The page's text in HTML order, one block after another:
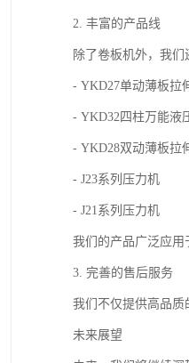
2. 丰富的产品线
除了卷板机外，我们
- YKD27单动薄板拉
- YKD32四柱万能液
- YKD28双动薄板拉
- J23系列压力机
- J21系列压力机
我们的产品广泛应
3. 完善的售后服务
我们不仅提供高品
未来展望